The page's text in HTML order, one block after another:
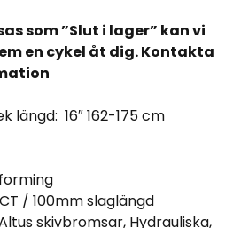
som ”Slut i lager” kan vi
en cykel åt dig. Kontakta
längd: 16″ 162-175 cm
/ 100mm slaglängd
skivbromsar, Hydrauliska,